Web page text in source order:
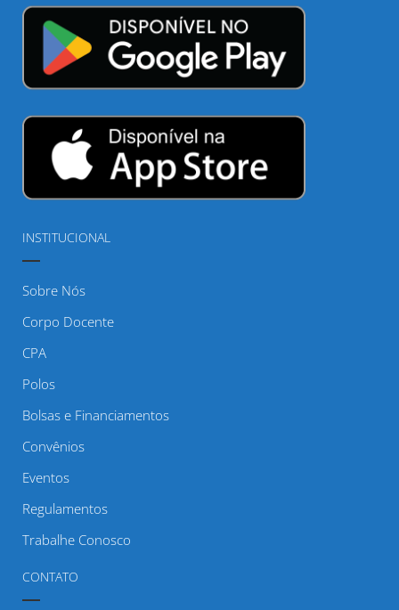
INSTITUCIONAL
Sobre Nós
Corpo Docente
CPA
Polos
Bolsas e Financiamentos
Convênios
Eventos
Regulamentos
Trabalhe Conosco
CONTATO